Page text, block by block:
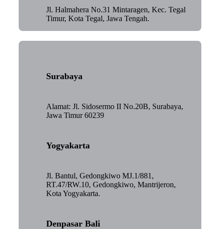
Jl. Halmahera No.31 Mintaragen, Kec. Tegal
Timur, Kota Tegal, Jawa Tengah.
Surabaya
Alamat: Jl. Sidosermo II No.20B, Surabaya,
Jawa Timur 60239
Yogyakarta
Jl. Bantul, Gedongkiwo MJ.1/881,
RT.47/RW.10, Gedongkiwo, Mantrijeron,
Kota Yogyakarta.
Denpasar Bali